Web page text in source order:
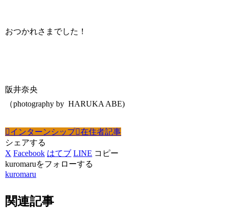
おつかれさまでした！
阪井奈央
（photography by HARUKA ABE)
インターンシップ 在住者記事
シェアする
X Facebook はてブ LINE コピー
kuromaruをフォローする
kuromaru
関連記事